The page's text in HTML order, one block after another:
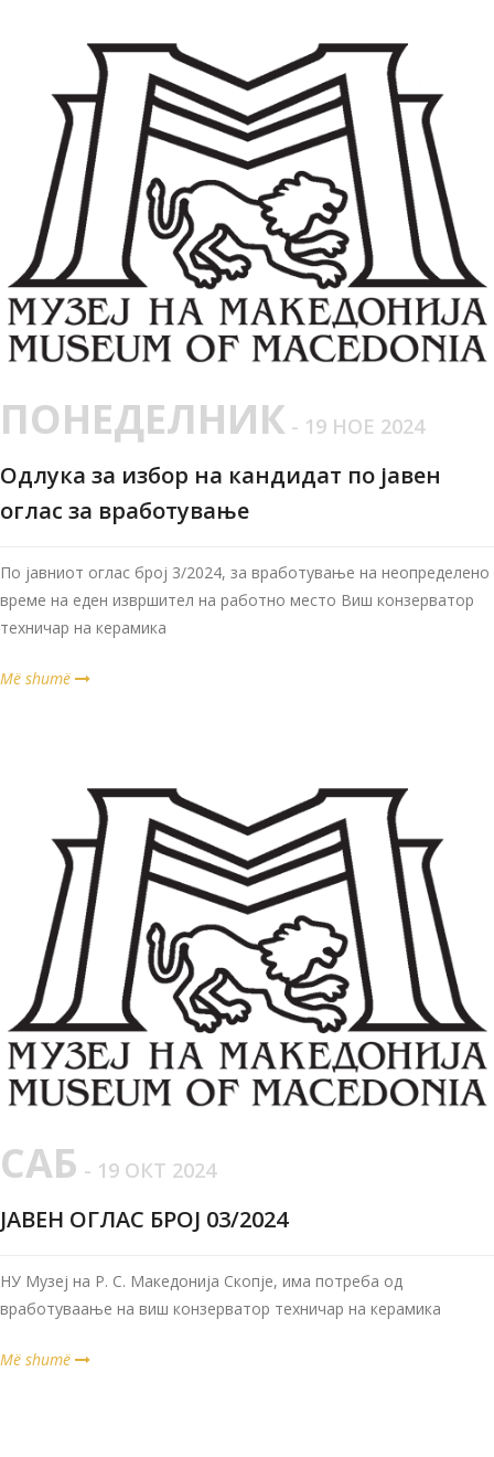
ПОНЕДЕЛНИК - 19 НОЕ 2024
Одлука за избор на кандидат по јавен
оглас за вработување
По јавниот оглас број 3/2024, за вработување на неопределено
време на еден извршител на работно место Виш конзерватор
техничар на керамика
Më shumë
САБ - 19 ОКТ 2024
ЈАВЕН ОГЛАС БРОЈ 03/2024
НУ Музеј на Р. С. Македонија Скопје, има потреба од
вработуваање на виш конзерватор техничар на керамика
Më shumë